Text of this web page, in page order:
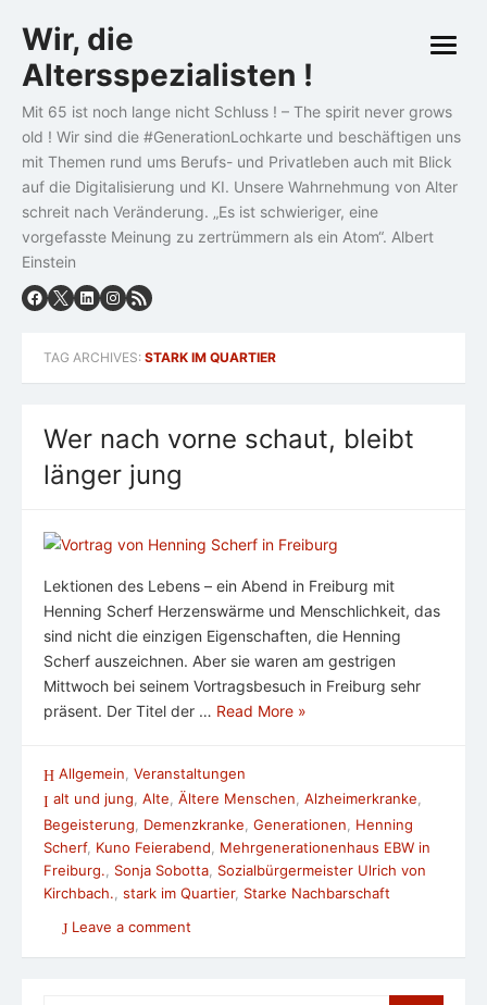
to
content
Wir, die
Altersspezialisten !
Mit 65 ist noch lange nicht Schluss ! – The spirit never grows
old ! Wir sind die #GenerationLochkarte und beschäftigen uns
mit Themen rund ums Berufs- und Privatleben auch mit Blick
auf die Digitalisierung und KI. Unsere Wahrnehmung von Alter
schreit nach Veränderung. „Es ist schwieriger, eine
vorgefasste Meinung zu zertrümmern als ein Atom“. Albert
Einstein
open
TAG ARCHIVES: STARK IM QUARTIER
Wer nach vorne schaut, bleibt
länger jung
Lektionen des Lebens – ein Abend in Freiburg mit
Henning Scherf Herzenswärme und Menschlichkeit, das
sind nicht die einzigen Eigenschaften, die Henning
Scherf auszeichnen. Aber sie waren am gestrigen
Mittwoch bei seinem Vortragsbesuch in Freiburg sehr
präsent. Der Titel der … Read More »
Allgemein Veranstaltungen
alt und jung, Alte, Ältere Menschen, Alzheimerkranke,
Begeisterung
Demenzkranke Generationen
Henning
Scherf, Kuno Feierabend
Mehrgenerationenhaus EBW in
Freiburg.
Sonja Sobotta Sozialbürgermeister Ulrich von
Kirchbach. stark im Quartier, Starke Nachbarschaft
Leave a comment